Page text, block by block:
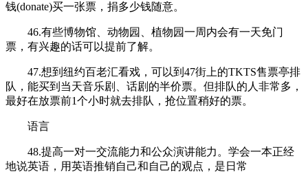
钱(donate)买一张票，捐多少钱随意。
46.有些博物馆、动物园、植物园一周内会有一天免门
票，有兴趣的话可以提前了解。
47.想到纽约百老汇看戏，可以到47街上的TKTS售票亭排
队，能买到当天音乐剧、话剧的半价票。但排队的人非常多，
最好在放票前1个小时就去排队，抢位置稍好的票。
语言
48.提高一对一交流能力和公众演讲能力。学会一本正经
地说英语，用英语推销自己和自己的观点，是日常